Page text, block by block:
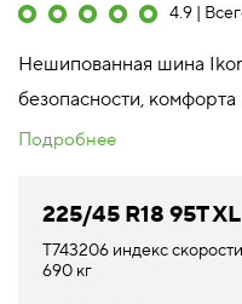
4.9 |
Нешипованная шина
безопасности,
Подробнее
225/45 R18 95T XL
T743206 индекс
690 кг